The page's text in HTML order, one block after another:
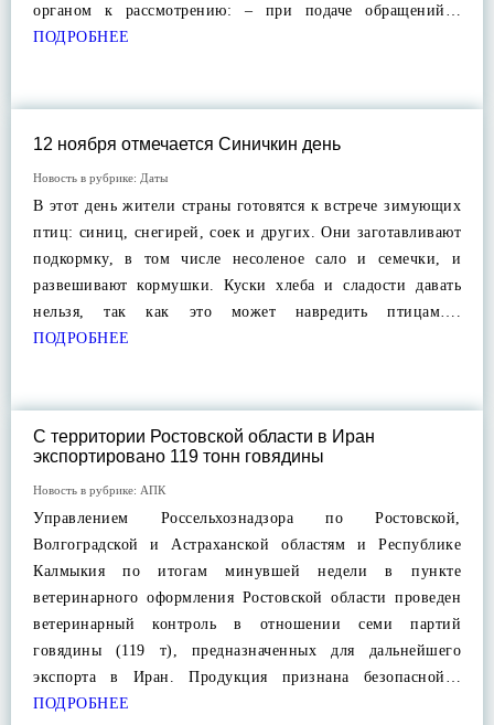
органом к рассмотрению: – при подаче обращений…
ПОДРОБНЕЕ
12 ноября отмечается Синичкин день
Новость в рубрике: Даты
В этот день жители страны готовятся к встрече зимующих
птиц: синиц, снегирей, соек и других. Они заготавливают
подкормку, в том числе несоленое сало и семечки, и
развешивают кормушки. Куски хлеба и сладости давать
нельзя, так как это может навредить птицам….
ПОДРОБНЕЕ
С территории Ростовской области в Иран
экспортировано 119 тонн говядины
Новость в рубрике: АПК
Управлением Россельхознадзора по Ростовской,
Волгоградской и Астраханской областям и Республике
Калмыкия по итогам минувшей недели в пункте
ветеринарного оформления Ростовской области проведен
ветеринарный контроль в отношении семи партий
говядины (119 т), предназначенных для дальнейшего
экспорта в Иран. Продукция признана безопасной…
ПОДРОБНЕЕ